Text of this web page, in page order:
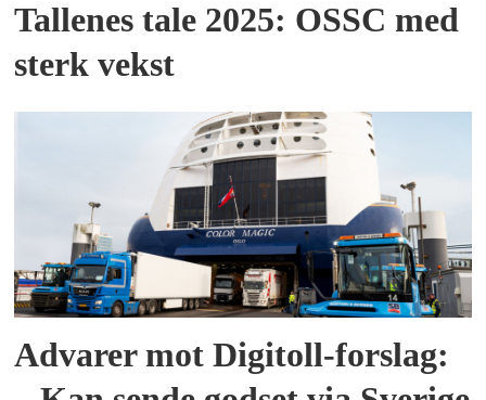
Tallenes tale 2025: OSSC med
sterk vekst
Advarer mot Digitoll-forslag: